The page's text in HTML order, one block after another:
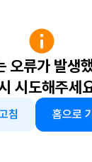
오류가 발생
시도해주세
침 홈으로